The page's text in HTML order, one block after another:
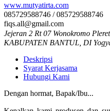
www.mutyatirta.com
085729588746 / 085729588746
fiqs.all@gmail.com
Jejeran 2 Rt 07 Wonokromo
KABUPATEN BANTUL, DI
Deskripsi
Syarat Kerjasama
Hubungi Kami
Dengan hormat, Bapak/Ibu...